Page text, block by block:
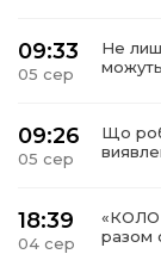
09:33
05 сер
Не
09:26
05 сер
Що
18:39
04 сер
«КОЛО
разом